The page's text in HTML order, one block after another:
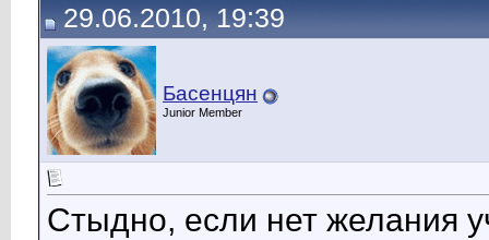
29.06.2010, 19:39
Басенцян
Junior Member
Стыдно, если нет желания